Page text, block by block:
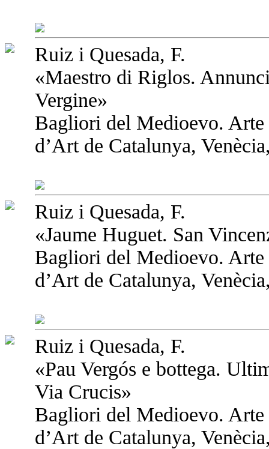
Ruiz i Quesada, F.
«Maestro di Riglos.
Vergine»
Bagliori del Medioevo.
d’Art de Catalunya,
Ruiz i Quesada, F.
«Jaume Huguet. San
Bagliori del Medioevo.
d’Art de Catalunya,
Ruiz i Quesada, F.
«Pau Vergós e bottega.
Via Crucis»
Bagliori del Medioevo.
d’Art de Catalunya,